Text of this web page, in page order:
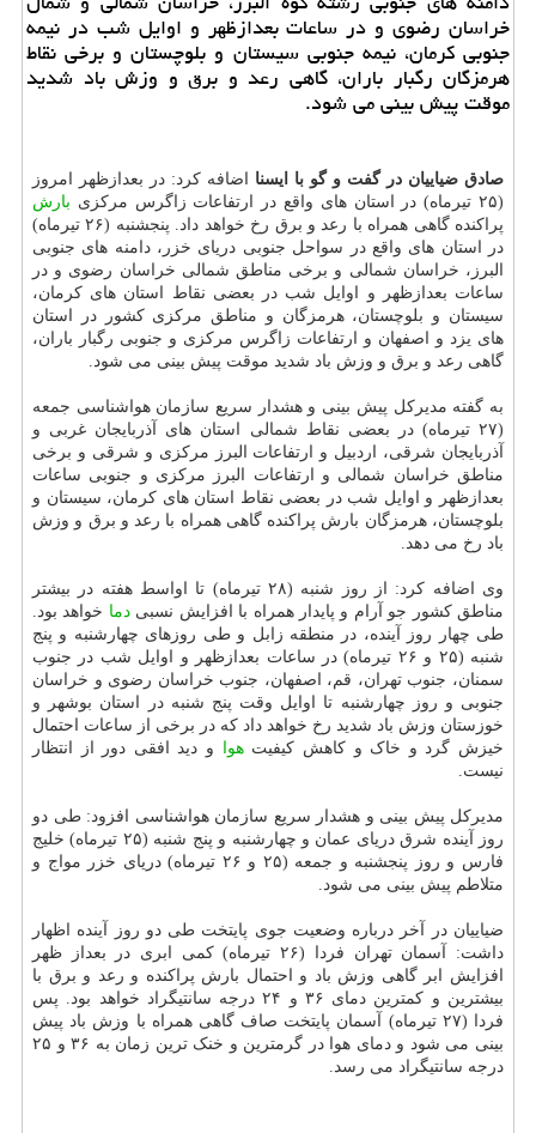
خراسان رضوی و در ساعات بعدازظهر و اوایل شب در نیمه
جنوبی كرمان، نیمه جنوبی سیستان و بلوچستان و برخی نقاط
هرمزگان رگبار باران، گاهی رعد و برق و وزش باد شدید
موقت پیش بینی می شود.
صادق ضیاییان در گفت و گو با ایسنا اضافه کرد: در بعدازظهر امروز
(۲۵ تیرماه) در استان های واقع در ارتفاعات زاگرس مرکزی
بارش
پراکنده گاهی همراه با رعد و برق رخ خواهد داد. پنجشنبه (۲۶ تیرماه)
در استان های واقع در سواحل جنوبی دریای خزر، دامنه های جنوبی
البرز، خراسان شمالی و برخی مناطق شمالی خراسان رضوی و در
ساعات بعدازظهر و اوایل شب در بعضی نقاط استان های کرمان،
سیستان و بلوچستان، هرمزگان و مناطق مرکزی کشور در استان
های یزد و اصفهان و ارتفاعات زاگرس مرکزی و جنوبی رگبار باران،
گاهی رعد و برق و وزش باد شدید موقت پیش بینی می شود.
به گفته مدیرکل پیش بینی و هشدار سریع سازمان هواشناسی جمعه
(۲۷ تیرماه) در بعضی نقاط شمالی استان های آذربایجان غربی و
آذربایجان شرقی، اردبیل و ارتفاعات البرز مرکزی و شرقی و برخی
مناطق خراسان شمالی و ارتفاعات البرز مرکزی و جنوبی ساعات
بعدازظهر و اوایل شب در بعضی نقاط استان های کرمان، سیستان و
بلوچستان، هرمزگان بارش پراکنده گاهی همراه با رعد و برق و وزش
باد رخ می دهد.
وی اضافه کرد: از روز شنبه (۲۸ تیرماه) تا اواسط هفته در بیشتر
مناطق کشور جو آرام و پایدار همراه با افزایش نسبیدما خواهد بود.
طی چهار روز آینده، در منطقه زابل و طی روزهای چهارشنبه و پنج
شنبه (۲۵ و ۲۶ تیرماه) در ساعات بعدازظهر و اوایل شب در جنوب
سمنان، جنوب تهران، قم، اصفهان، جنوب خراسان رضوی و خراسان
جنوبی و روز چهارشنبه تا اوایل وقت پنج شنبه در استان بوشهر و
خوزستان وزش باد شدید رخ خواهد داد که در برخی از ساعات احتمال
خیزش گرد و خاک و کاهش کیفیتهوا و دید افقی دور از انتظار
نیست.
مدیرکل پیش بینی و هشدار سریع سازمان هواشناسی افزود: طی دو
روز آینده شرق دریای عمان و چهارشنبه و پنج شنبه (۲۵ تیرماه) خلیج
فارس و روز پنجشنبه و جمعه (۲۵ و ۲۶ تیرماه) دریای خزر مواج و
متلاطم پیش بینی می شود.
ضیاییان در آخر درباره وضعیت جوی پایتخت طی دو روز آینده اظهار
داشت: آسمان تهران فردا (۲۶ تیرماه) کمی ابری در بعداز ظهر
افزایش ابر گاهی وزش باد و احتمال بارش پراکنده و رعد و برق با
بیشترین و کمترین دمای ۳۶ و ۲۴ درجه سانتیگراد خواهد بود. پس
فردا (۲۷ تیرماه) آسمان پایتخت صاف گاهی همراه با وزش باد پیش
بینی می شود و دمای هوا در گرمترین و خنک ترین زمان به ۳۶ و ۲۵
درجه سانتیگراد می رسد.